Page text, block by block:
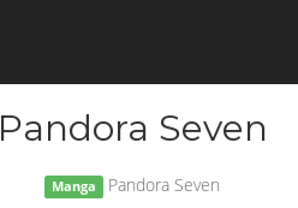
Pandora Seven
Manga Pandora Seven